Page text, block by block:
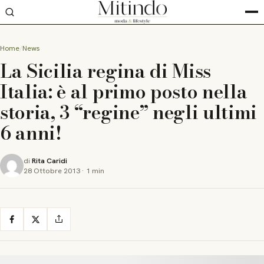
Home News
La Sicilia regina di Miss
Italia: è al primo posto nella
storia, 3 “regine” negli ultimi
6 anni!
di Rita Caridi
28 Ottobre 2013 · 1 min